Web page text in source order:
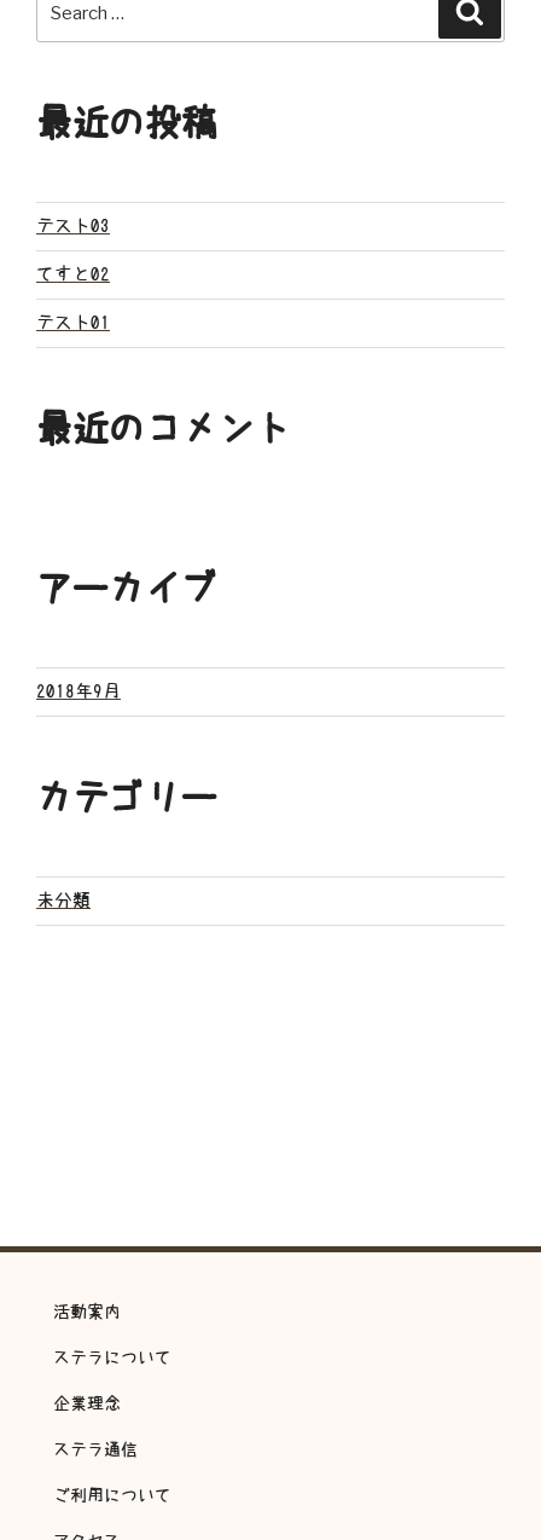
ゲ
シ
ン
最近の投稿
テスト03
てすと02
テスト01
最近のコメント
アーカイブ
2018年9月
カテゴリー
未分類
活動案内
ステラについて
企業理念
ステラ通信
ご利用について